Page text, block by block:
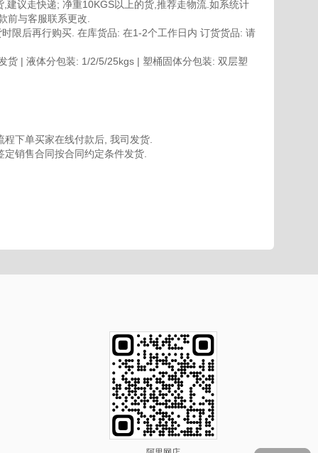
建议走快递; 净重10KGS以上的货,推荐走物流.如系统计
前与客服联系更改.
限后再行购买. 在库货品: 在1-2个工作日内 订货货品: 请
货 | 液体分包装: 1/2/5/25kgs | 塑桶固体分包装: 双层塑
程下单买家在线付款后, 我司发货.
定销售合同按合同约定条件发货.